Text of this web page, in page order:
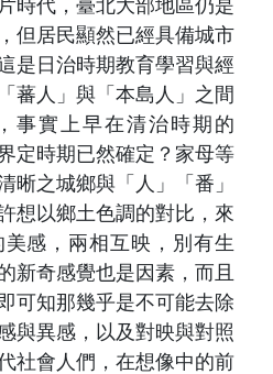
代，臺北大部地區仍是
但居民顯然已經具備城市
是日治時期教育學習與經
蕃人」與「本島人」之間
事實上早在清治時期的
定時期已然確定？家母等
晰之城鄉與「人」「番」
想以鄉土色調的對比，來
感，兩相互映，別有生
新奇感覺也是因素，而且
可知那幾乎是不可能去除
與異感，以及對映與對照
社會人們，在想像中的前